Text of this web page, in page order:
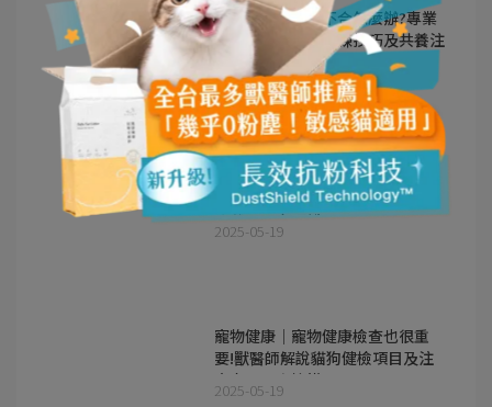
寵物行為｜貓狗不合怎麼辦?專業
訓練師分享貓狗訓練技巧及共養注
意事項!
2025-06-06
寵物健康｜貓狗血糖過高潛在危
險！獸醫師分析寵物糖尿病前兆、
症狀及居家照護
2025-05-19
寵物健康｜寵物健康檢查也很重
要!獸醫師解說貓狗健檢項目及注
意事項一次搞懂
2025-05-19